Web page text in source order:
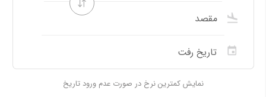
نمایش کمترین نرخ در صورت عدم ورود تاریخ